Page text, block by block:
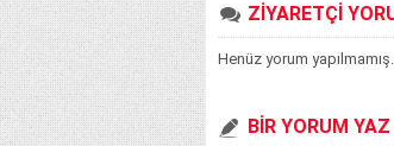
ZİYARETÇİ
Henüz yorum
BİR YORUM YAZ